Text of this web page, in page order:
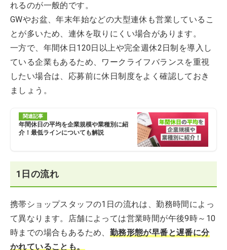
れるのが一般的です。
GWやお盆、年末年始などの大型連休も営業しているこ
とが多いため、連休を取りにくい場合があります。
一方で、年間休日120日以上や完全週休2日制を導入し
ている企業もあるため、ワークライフバランスを重視
したい場合は、応募前に休日制度をよく確認しておき
ましょう。
関連記事
年間休日の平均を企業規模や業種別に紹
介！最低ラインについても解説
1日の流れ
携帯ショップスタッフの1日の流れは、勤務時間によっ
て異なります。店舗によっては営業時間が午後9時～10
時までの場合もあるため、 勤務形態が早番と遅番に分
かれていることも。